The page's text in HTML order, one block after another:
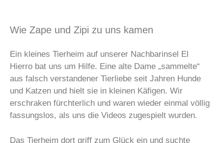
Wie Zape und Zipi zu uns kamen
Ein kleines Tierheim auf unserer Nachbarinsel El
Hierro bat uns um Hilfe. Eine alte Dame „sammelte“
aus falsch verstandener Tierliebe seit Jahren Hunde
und Katzen und hielt sie in kleinen Käfigen. Wir
erschraken fürchterlich und waren wieder einmal völlig
fassungslos, als uns die Videos zugespielt wurden.
Das Tierheim dort griff zum Glück ein und suchte